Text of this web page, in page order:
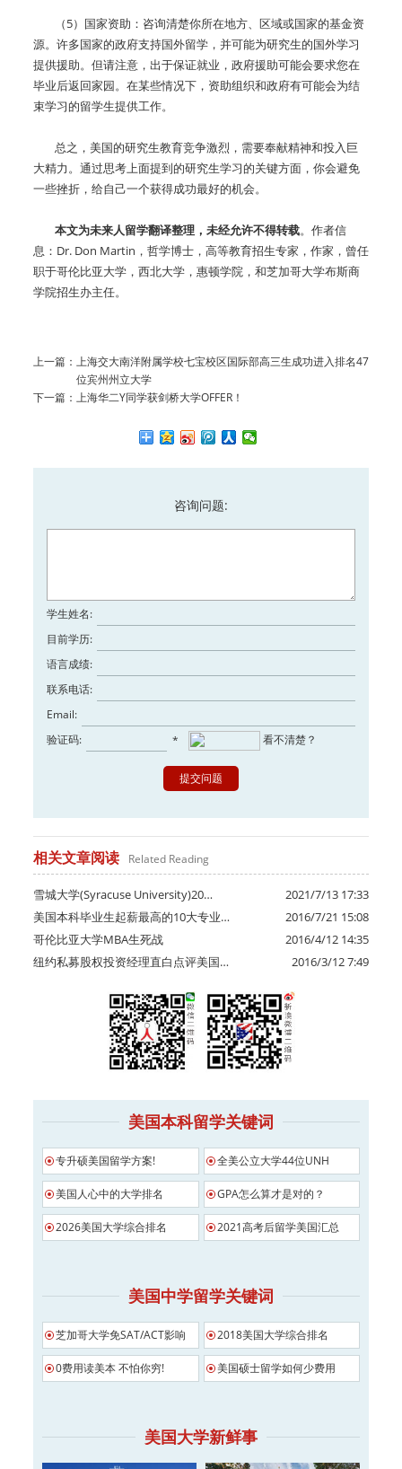
（5）国家资助：咨询清楚你所在地方、区域或国家的基金资
源。许多国家的政府支持国外留学，并可能为研究生的国外学习
提供援助。但请注意，出于保证就业，政府援助可能会要求您在
毕业后返回家园。在某些情况下，资助组织和政府有可能会为结
束学习的留学生提供工作。
总之，美国的研究生教育竞争激烈，需要奉献精神和投入巨
大精力。通过思考上面提到的研究生学习的关键方面，你会避免
一些挫折，给自己一个获得成功最好的机会。
本文为未来人留学翻译整理，未经允许不得转载。作者信
息：Dr. Don Martin，哲学博士，高等教育招生专家，作家，曾任
职于哥伦比亚大学，西北大学，惠顿学院，和芝加哥大学布斯商
学院招生办主任。
上一篇： 上海交大南洋附属学校七宝校区国际部高三生成功进入排名47
位宾州州立大学
下一篇： 上海华二Y同学获剑桥大学OFFER！
咨询问题:
学生姓名:
目前学历:
语言成绩:
联系电话:
Email:
验证码:
看不清楚？
*
相关文章阅读 Related Reading
2021/7/13 17:33
雪城大学(Syracuse University)20…
2016/7/21 15:08
美国本科毕业生起薪最高的10大专业…
2016/4/12 14:35
哥伦比亚大学MBA生死战
2016/3/12 7:49
纽约私募股权投资经理直白点评美国…
美国本科留学关键词
专升硕美国留学方案! 全美公立大学44位UNH
美国人心中的大学排名 GPA怎么算才是对的？
2026美国大学综合排名 2021高考后留学美国汇总
美国中学留学关键词
芝加哥大学免SAT/ACT影响 2018美国大学综合排名
0费用读美本 不怕你穷! 美国硕士留学如何少费用
美国大学新鲜事